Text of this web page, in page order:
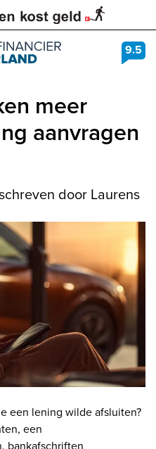
9.5
meer
aanvragen
door Laurens
een lening wilde afsluiten?
een